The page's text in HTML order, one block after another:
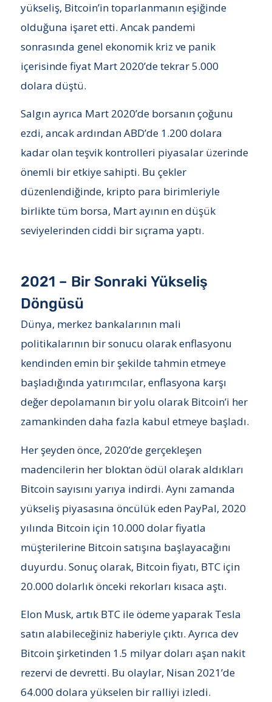
yükseliş, Bitcoin’in toparlanmanın eşiğinde
olduğuna işaret etti. Ancak pandemi
sonrasında genel ekonomik kriz ve panik
içerisinde fiyat Mart 2020’de tekrar 5.000
dolara düştü.
Salgın ayrıca Mart 2020’de borsanın çoğunu
ezdi, ancak ardından ABD’de 1.200 dolara
kadar olan teşvik kontrolleri piyasalar üzerinde
önemli bir etkiye sahipti. Bu çekler
düzenlendiğinde, kripto para birimleriyle
birlikte tüm borsa, Mart ayının en düşük
seviyelerinden ciddi bir sıçrama yaptı.
2021 – Bir Sonraki Yükseliş
Döngüsü
Dünya, merkez bankalarının mali
politikalarının bir sonucu olarak enflasyonu
kendinden emin bir şekilde tahmin etmeye
başladığında yatırımcılar, enflasyona karşı
değer depolamanın bir yolu olarak Bitcoin’i her
zamankinden daha fazla kabul etmeye başladı.
Her şeyden önce, 2020’de gerçekleşen
madencilerin her bloktan ödül olarak aldıkları
Bitcoin sayısını yarıya indirdi. Aynı zamanda
yükseliş piyasasına öncülük eden PayPal, 2020
yılında Bitcoin için 10.000 dolar fiyatla
müşterilerine Bitcoin satışına başlayacağını
duyurdu. Sonuç olarak, Bitcoin fiyatı, BTC için
20.000 dolarlık önceki rekorları kısaca aştı.
Elon Musk, artık BTC ile ödeme yaparak Tesla
satın alabileceğiniz haberiyle çıktı. Ayrıca dev
Bitcoin şirketinden 1.5 milyar doları aşan nakit
rezervi de devretti. Bu olaylar, Nisan 2021’de
64.000 dolara yükselen bir ralliyi izledi.